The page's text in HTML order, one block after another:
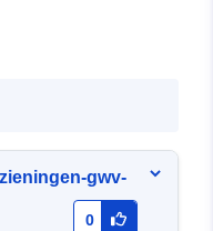
gwv-
0